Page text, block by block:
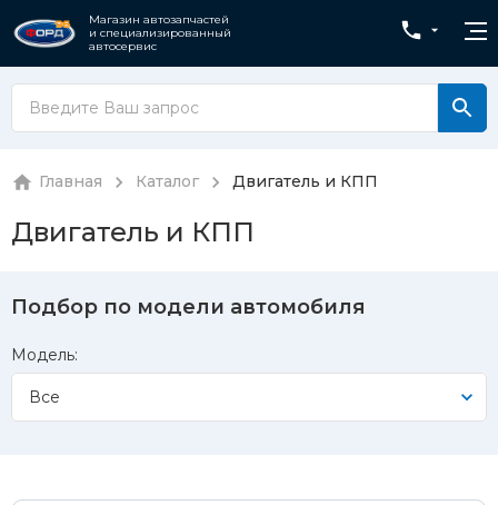
Магазин автозапчастей
и специализированный
автосервис
Главная Каталог Двигатель и КПП
Двигатель и КПП
Подбор по модели автомобиля
Модель:
Все